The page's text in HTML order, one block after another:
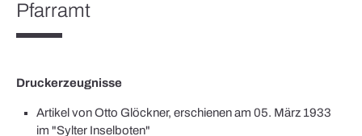
Pfarramt
Druckerzeugnisse
Artikel von Otto Glöckner, erschienen am 05. März 1933
im "Sylter Inselboten"